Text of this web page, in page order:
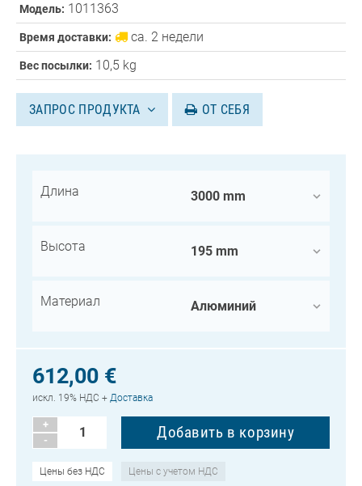
Модель: 1011363
Время доставки: ca. 2 недели
Вес посылки: 10,5 kg
ЗАПРОС ПРОДУКТА ОТ СЕБЯ
Длина
Высота
Материал
612,00 €
искл. 19% НДС + Доставка
+
-
Цены без НДС Цены с учетом НДС